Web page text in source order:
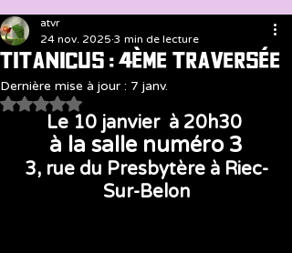
TITANICUS : 4ème traversée
atvr
24 nov. 2025 3 min de lecture
Dernière mise à jour : 7 janv.
Noté NaN étoiles sur 5.
Le 10 janvier  à 20h30
à la salle numéro 3
3, rue du Presbytère à Riec-
Sur-Belon